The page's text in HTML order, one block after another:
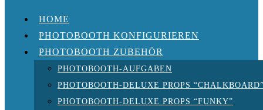
HOME
PHOTOBOOTH KONFIGURIEREN
PHOTOBOOTH ZUBEHÖR
PHOTOBOOTH-AUFGABEN
PHOTOBOOTH-DELUXE PROPS
PHOTOBOOTH-DELUXE PROPS “FUNKY”